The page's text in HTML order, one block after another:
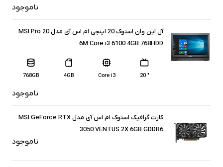
ناموجود
آل این وان استوک 20 اینجی ام اس آی مدل MSI Pro 20
6M Core i3 6100 4GB 768HDD
" 20
Core i3
4GB
768GB
ناموجود
کارت گرافیک استوک ام اس آی مدل MSI GeForce RTX
3050 VENTUS 2X 6GB GDDR6
ناموجود